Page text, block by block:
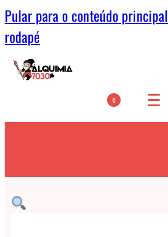
Pular para o conteúdo principal
rodapé
0